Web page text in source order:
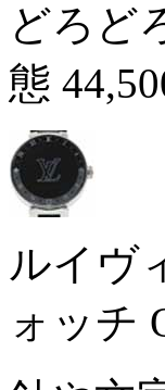
どろど
態
ルイヴ
ォッチ